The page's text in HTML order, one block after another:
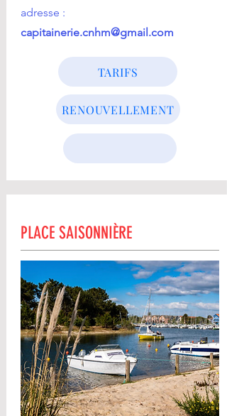
adresse :
capitainerie.cnhm@gmail.com
TARIFS
RENOUVELLEMENT
PLACE SAISONNIÈRE